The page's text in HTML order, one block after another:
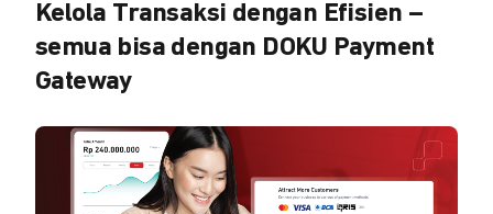
Kelola Transaksi dengan Efisien –
semua bisa dengan DOKU Payment
Gateway